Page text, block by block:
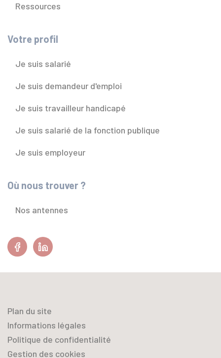
Ressources
Votre profil
Je suis salarié
Je suis demandeur d'emploi
Je suis travailleur handicapé
Je suis salarié de la fonction publique
Je suis employeur
Où nous trouver ?
Nos antennes
FacebookLinkedin
Plan du site
Informations légales
Politique de confidentialité
Gestion des cookies